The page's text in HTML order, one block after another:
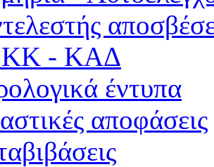
- ΚΑΔ
έντυπα
αποφάσεις